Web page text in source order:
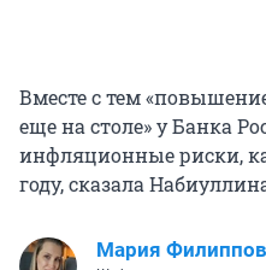
Вместе с тем
еще на столе» у Банка
инфляционные риски,
году, сказала
Мария